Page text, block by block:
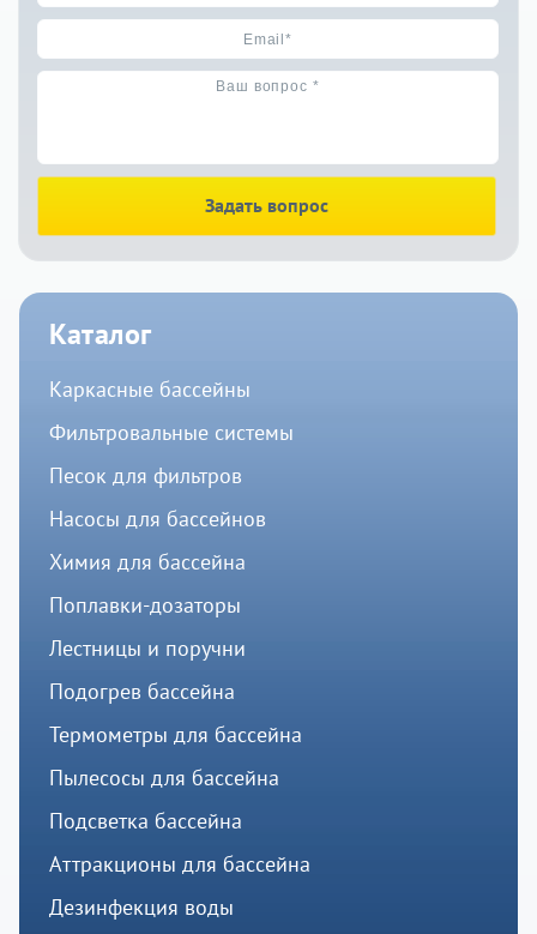
Задать вопрос
Каталог
Каркасные бассейны
Фильтровальные системы
Песок для фильтров
Насосы для бассейнов
Химия для бассейна
Поплавки-дозаторы
Лестницы и поручни
Подогрев бассейна
Термометры для бассейна
Пылесосы для бассейна
Подсветка бассейна
Аттракционы для бассейна
Дезинфекция воды